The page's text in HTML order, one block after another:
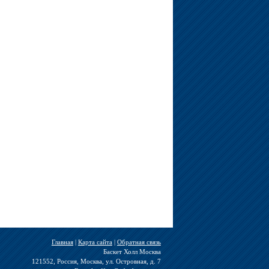
Главная| Карта сайта| Обратная связь
Баскет Холл Москва
121552, Россия, Москва, ул. Островная, д. 7